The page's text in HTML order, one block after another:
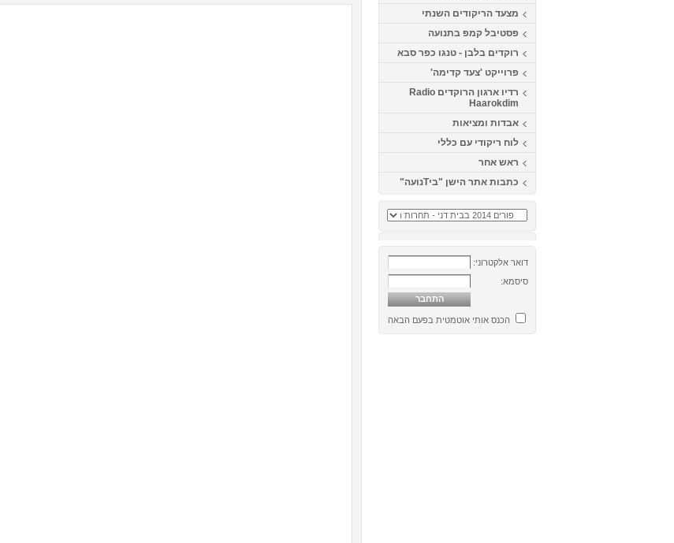
מצעד הריקודים השנתי
פסטיבל קמפ בתנועה
רוקדים בלבן - טנגו כפר סבא
פרוייקט 'צעד קדימה'
רדיו ארגון הרוקדים Radio
Haarokdim
אבדות ומציאות
לוח ריקודי עם כללי
ראש אחר
כתבות אתר הישן "ביTנועה"
דואר אלקטרוני:
סיסמא:
הכנס אותי אוטמטית בפעם הבאה